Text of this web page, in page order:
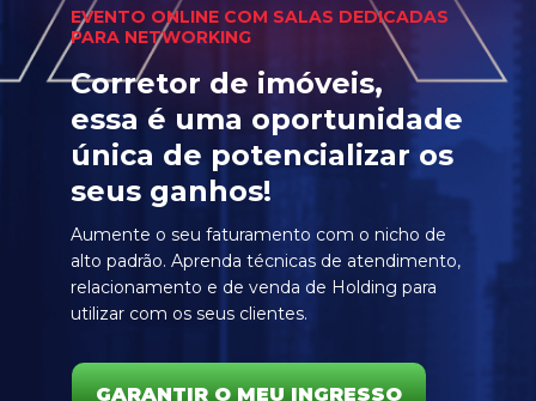
EVENTO ONLINE COM SALAS DEDICADAS
PARA NETWORKING
Corretor de imóveis,
essa é uma oportunidade
única de potencializar os
seus ganhos!
Aumente o seu faturamento com o nicho de
alto padrão. Aprenda técnicas de atendimento,
relacionamento e de venda de Holding para
utilizar com os seus clientes.
GARANTIR O MEU INGRESSO